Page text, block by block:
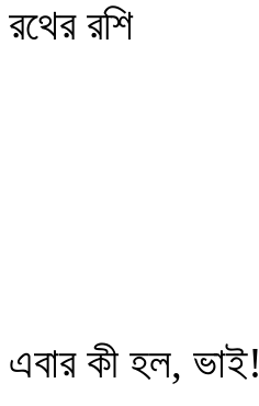
রথের রশি
এবার কী হল, ভাই!